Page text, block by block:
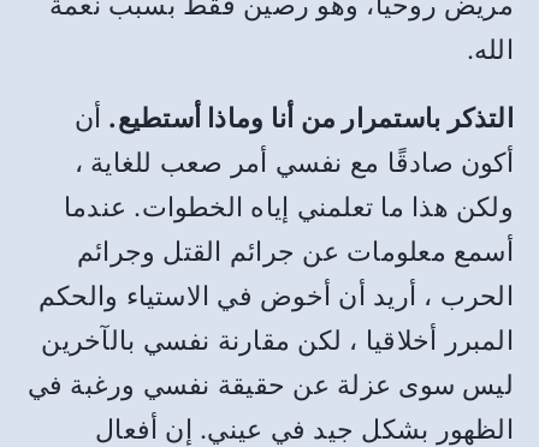
الله.
التذكر باستمرار من أنا وماذا أستطيع. أن
أكون صادقًا مع نفسي أمر صعب للغاية ،
ولكن هذا ما تعلمني إياه الخطوات. عندما
أسمع معلومات عن جرائم القتل وجرائم
الحرب ، أريد أن أخوض في الاستياء والحكم
المبرر أخلاقيا ، لكن مقارنة نفسي بالآخرين
ليس سوى عزلة عن حقيقة نفسي ورغبة في
الظهور بشكل جيد في عيني. إن أفعال